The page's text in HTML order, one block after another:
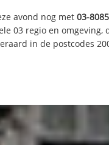
avond nog met 03-
03 regio en omgeving,
in de postcodes